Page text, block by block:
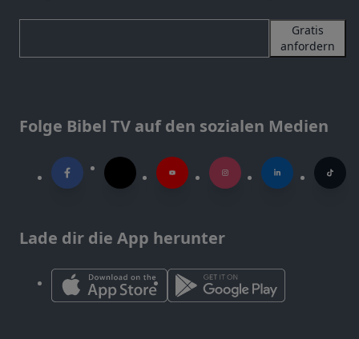
Gratis
anfordern
Folge Bibel TV auf den sozialen Medien
Lade dir die App herunter